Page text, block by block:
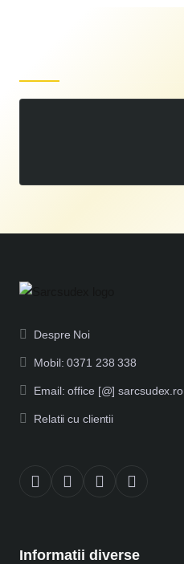
Despre Noi
Mobil: 0371 238 338
Email: office [@] sarcsudex.ro
Relatii cu clientii
Informatii diverse